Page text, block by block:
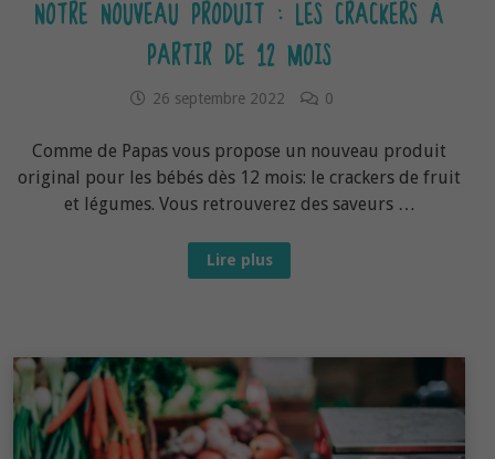
NOTRE NOUVEAU PRODUIT : LES CRACKERS À
PARTIR DE 12 MOIS
26 septembre 2022 0
Comme de Papas vous propose un nouveau produit
original pour les bébés dès 12 mois: le crackers de fruit
et légumes. Vous retrouverez des saveurs …
Notre
nouveau
produit
partir
de
12
mois
Lire plus